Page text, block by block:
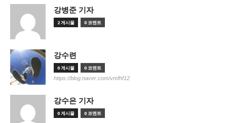
강병준 기자
2 게시물 0 코멘트
강수련
0 게시물 0 코멘트
https://blog.naver.com/vmfhf12
강수은 기자
0 게시물 0 코멘트